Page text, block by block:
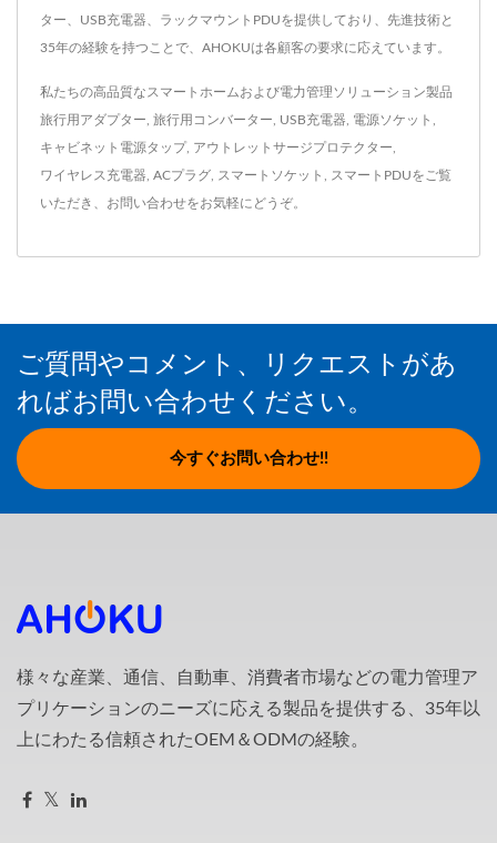
ター、USB充電器、ラックマウントPDUを提供しており、先進技術と
35年の経験を持つことで、AHOKUは各顧客の要求に応えています。
私たちの高品質なスマートホームおよび電力管理ソリューション製品
旅行用アダプター 旅行用コンバーター USB充電器 電源ソケット
キャビネット電源タップ, アウトレットサージプロテクター
ワイヤレス充電器 ACプラグ スマートソケット スマートPDUをご覧
いただき、 お問い合わせをお気軽にどうぞ。
ご質問やコメント、リクエストがあ
ればお問い合わせください。
今すぐお問い合わせ!!
様々な産業、通信、自動車、消費者市場などの電力管理ア
プリケーションのニーズに応える製品を提供する、35年以
上にわたる信頼されたOEM＆ODMの経験。